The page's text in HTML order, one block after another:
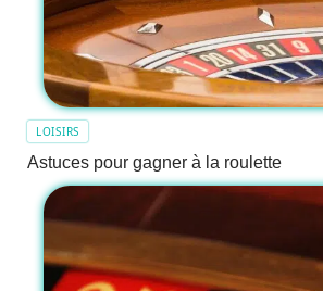
LOISIRS
Astuces pour gagner à la roulette